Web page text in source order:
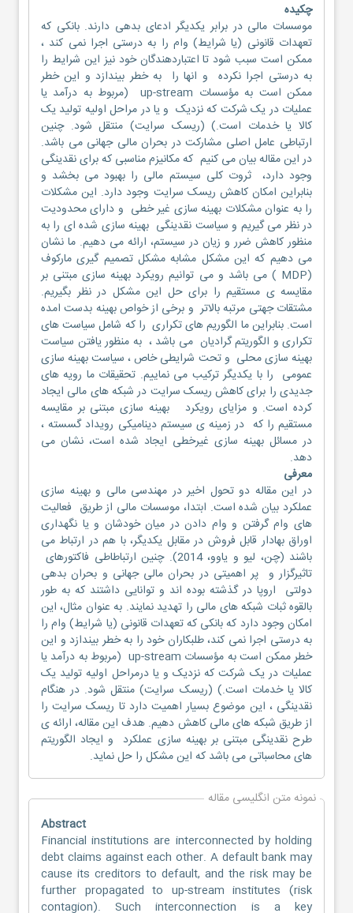
چکیده
موسسات مالی در برابر یکدیگر ادعای بدهی دارند. بانکی که
تعهدات قانونی (یا شرایط) وام را به درستی اجرا نمی کند ،
ممکن است سبب شود تا اعتباردهندگان خود نیز این شرایط را
به درستی اجرا نکرده و انها را به خطر بیندازد و این خطر
ممکن است به مؤسسات up-stream (مربوط به درآمد یا
عملیات در یک شرکت که نزدیک و یا در مراحل اولیه تولید یک
کالا یا خدمات است.) (ریسک سرایت) منتقل شود. چنین
ارتباطی عامل اصلی مشارکت در بحران مالی جهانی می باشد.
در این مقاله بیان می کنیم که مکانیزم مناسبی که برای نقدینگی
وجود دارد، ثروت کلی سیستم مالی را بهبود می بخشد و
بنابراین امکان کاهش ریسک سرایت وجود دارد. این مشکلات
را به عنوان مشکلات بهینه سازی غیر خطی و دارای محدودیت
در نظر می گیریم و سیاست نقدینگی بهینه سازی شده ای را به
منظور کاهش ضرر و زیان در سیستم، ارائه می دهیم. ما نشان
می دهیم که این مشکل مشابه مشکل تصمیم گیری مارکوف
(MDP ) می باشد و می توانیم رویکرد بهینه سازی مبتنی بر
مقایسه ی مستقیم را برای حل این مشکل در نظر بگیریم.
مشتقات جهتی مرتبه بالاتر و برخی از خواص بهینه بدست امده
است. بنابراین ما الگوریم های تکراری را که شامل سیاست های
تکراری و الگوریتم گرادیان می باشد ، به منظور یافتن سیاست
بهینه سازی محلی و تحت شرایطی خاص ، سیاست بهینه سازی
عمومی را با یکدیگر ترکیب می نماییم. تحقیقات ما رویه های
جدیدی را برای کاهش ریسک سرایت در شبکه های مالی ایجاد
کرده است. و مزایای رویکرد بهینه سازی مبتنی بر مقایسه
مستقیم را که در زمینه ی سیستم دینامیکی رویداد گسسته ،
در مسائل بهینه سازی غیرخطی ایجاد شده است، نشان می
دهد.
معرفی
در این مقاله دو تحول اخیر در مهندسی مالی و بهینه سازی
عملکرد بیان شده است. ابتدا، موسسات مالی از طریق فعالیت
های وام گرفتن و وام دادن در میان خودشان و یا نگهداری
اوراق بهادار قابل فروش در مقابل یکدیگر، با هم در ارتباط می
باشند (چن، لیو و یاوو، 2014). چنین ارتباطاطی فاکتورهای
تاثیرگزار و پر اهمیتی در بحران مالی جهانی و بحران بدهی
دولتی اروپا در گذشته بوده اند و توانایی داشتند که به طور
بالقوه ثبات شبکه های مالی را تهدید نمایند. به عنوان مثال، این
امکان وجود دارد که بانکی که تعهدات قانونی (یا شرایط) وام را
به درستی اجرا نمی کند، طلبکاران خود را به خطر بیندازد و این
خطر ممکن است به مؤسسات up-stream (مربوط به درآمد یا
عملیات در یک شرکت که نزدیک و یا درمراحل اولیه تولید یک
کالا یا خدمات است.) (ریسک سرایت) منتقل شود. در هنگام
نقدینگی ، این موضوع بسیار اهمیت دارد تا ریسک سرایت را
از طریق شبکه های مالی کاهش دهیم. هدف این مقاله، ارائه ی
طرح نقدینگی مبتنی بر بهینه سازی عملکرد و ایجاد الگوریتم
های محاسباتی می باشد که این مشکل را حل نماید.
نمونه متن انگلیسی مقاله
Abstract
Financial institutions are interconnected by holding
debt claims against each other. A default bank may
cause its creditors to default, and the risk may be
further propagated to up-stream institutes (risk
contagion). Such interconnection is a key